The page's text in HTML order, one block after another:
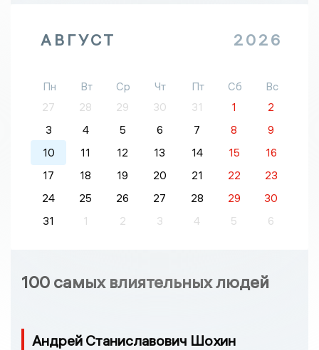
АВГУСТ 2026
Пн Вт Ср Чт Пт Сб
Вс
27
28 29 30 31 1
2
3
4 5 6 7 8
9
10
11 12 13 14 15
16
17
18 19 20 21 22
23
24
25 26 27 28 29
30
31
1 2 3 4 5 6
100 самых влиятельных людей
Андрей Станиславович Шохин